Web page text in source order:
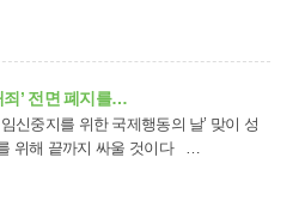
죄’ 전면 폐지를…
신중지를 위한 국제행동의 날’ 맞이 성
명> 우리는 ‘낙태죄’ 전면 폐지를 위해 끝까지 싸울 것이다 …